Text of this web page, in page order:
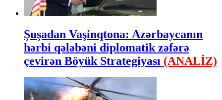
Şuşadan Vaşinqtona: Azərbaycanın
hərbi qələbəni diplomatik zəfərə
çevirən Böyük Strategiyası (ANALİZ)